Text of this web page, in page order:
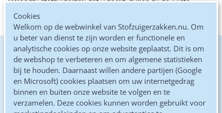
Delonghi stofzuigerzakken voor u opzoeken en deze (na uw
akkoord) aan u toesturen.
De goedkoopste online
Kwaliteits microvezel zakken
Altijd gratis verzonden
Cookies
Welkom op de webwinkel van Stofzuigerzakken.nu. Om
u beter van dienst te zijn worden er functionele en
analytische cookies op onze website geplaatst. Dit is om
de webshop te verbeteren en om algemene statistieken
bij te houden. Daarnaast willen andere partijen (Google
en Microsoft) cookies plaatsen om uw internetgedrag
binnen en buiten onze website te volgen en te
verzamelen. Deze cookies kunnen worden gebruikt voor